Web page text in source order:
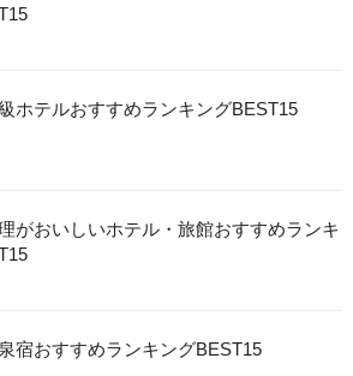
ホテルおすすめランキングBEST15
がおいしいホテル・旅館おすすめランキ
宿おすすめランキングBEST15